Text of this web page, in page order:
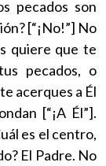
pecados son
[“¡No!”] No
quiere que te
pecados, o
acerques a Él
[“¡A Él”].
es el centro,
El Padre. No